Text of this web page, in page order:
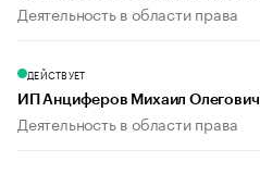
Деятельность в области права
ДЕЙСТВУЕТ
ИП Анциферов Михаил Олегович
Деятельность в области права